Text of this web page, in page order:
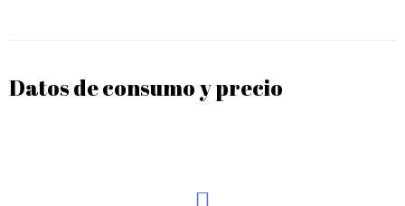
Datos de consumo y precio